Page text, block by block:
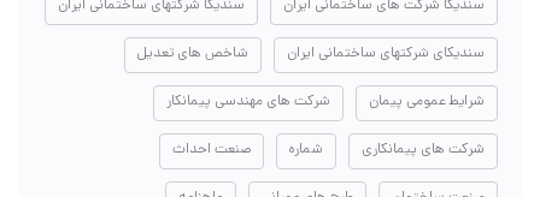
سندیکا شرکت های ساختمانی ایران سندیکا شرکتهای ساختمانی ایران
سندیکای شرکتهای ساختمانی ایران شاخص های تعدیل
شرایط عمومی پیمان شرکت های مهندسی پیمانکار
شرکت های پیمانکاری شماره صنعت احداث